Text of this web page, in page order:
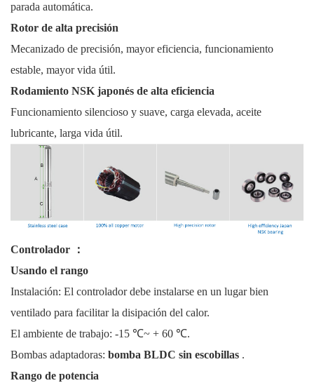
parada automática.
Rotor de alta precisión
Mecanizado de precisión, mayor eficiencia, funcionamiento
estable, mayor vida útil.
Rodamiento NSK japonés de alta eficiencia
Funcionamiento silencioso y suave, carga elevada, aceite
lubricante, larga vida útil.
Controlador
：
Usando el rango
Instalación: El controlador debe instalarse en un lugar bien
ventilado para facilitar la disipación del calor.
El ambiente de trabajo: -15 ℃~ + 60 ℃.
Bombas adaptadoras: bomba BLDC sin escobillas .
Rango de potencia